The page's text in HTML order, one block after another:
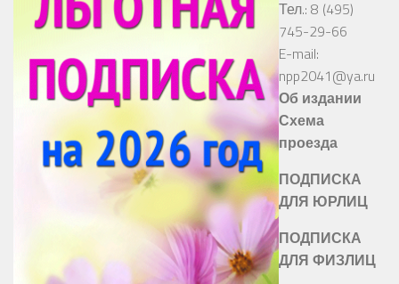
Тел.: 8 (495)
745-29-66
E-mail:
npp2041@ya.ru
Об издании
Схема
проезда
ПОДПИСКА
ДЛЯ ЮРЛИЦ
ПОДПИСКА
ДЛЯ ФИЗЛИЦ